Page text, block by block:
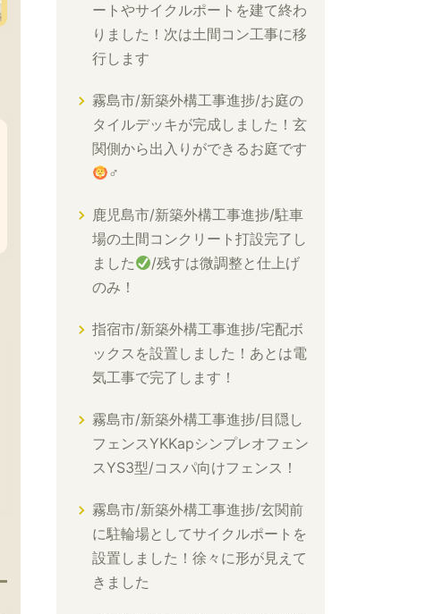
ートやサイクルポートを建て終わ
りました！次は土間コン工事に移
行します
霧島市/新築外構工事進捗/お庭の
タイルデッキが完成しました！玄
関側から出入りができるお庭です
‍♂
鹿児島市/新築外構工事進捗/駐車
場の土間コンクリート打設完了し
ました
/残すは微調整と仕上げ
のみ！
指宿市/新築外構工事進捗/宅配ボ
ックスを設置しました！あとは電
気工事で完了します！
霧島市/新築外構工事進捗/目隠し
フェンスYKKapシンプレオフェン
スYS3型/コスパ向けフェンス！
霧島市/新築外構工事進捗/玄関前
に駐輪場としてサイクルポートを
設置しました！徐々に形が見えて
きました